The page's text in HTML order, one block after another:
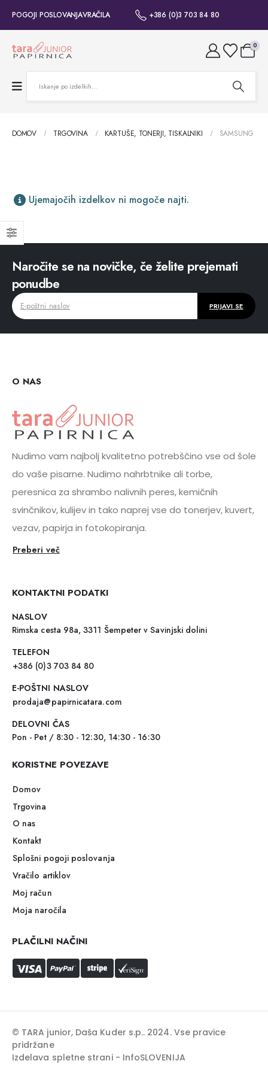
POGOJI POSLOVANJAVRAČILA +386 (0)3 703 84 80
0
DOMOV TRGOVINA KARTUŠE, TONERJI, TISKALNIKI SAMSUNG
Ujemajočih izdelkov ni mogoče najti.
Naročite se na novičke, če želite prejemati
ponudbe
O NAS
Nudimo vam najbolj kvalitetno potrebščino vse od šole
do vaše pisarne. Nudimo nahrbtnike ali torbe,
peresnica za shrambo nalivnih peres, kemičnih
svinčnikov, kulijev in tako naprej vse do tonerjev, kuvert,
vezav, papirja in fotokopiranja.
Preberi več
KONTAKTNI PODATKI
NASLOV
Rimska cesta 98a, 3311 Šempeter v Savinjski dolini
TELEFON
+386 (0)3 703 84 80
E-POŠTNI NASLOV
prodaja@papirnicatara.com
DELOVNI ČAS
Pon - Pet / 8:30 - 12:30, 14:30 - 16:30
KORISTNE POVEZAVE
Domov
Trgovina
O nas
Kontakt
Splošni pogoji poslovanja
Vračilo artiklov
Moj račun
Moja naročila
PLAČILNI NAČINI
© TARA junior, Daša Kuder s.p.. 2024. Vse pravice
pridržane
Izdelava spletne strani - InfoSLOVENIJA